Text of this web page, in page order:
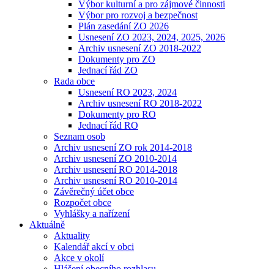
Výbor kulturní a pro zájmové činnosti
Výbor pro rozvoj a bezpečnost
Plán zasedání ZO 2026
Usnesení ZO 2023, 2024, 2025, 2026
Archiv usnesení ZO 2018-2022
Dokumenty pro ZO
Jednací řád ZO
Rada obce
Usnesení RO 2023, 2024
Archiv usnesení RO 2018-2022
Dokumenty pro RO
Jednací řád RO
Seznam osob
Archiv usnesení ZO rok 2014-2018
Archiv usnesení ZO 2010-2014
Archiv usnesení RO 2014-2018
Archiv usnesení RO 2010-2014
Závěrečný účet obce
Rozpočet obce
Vyhlášky a nařízení
Aktuálně
Aktuality
Kalendář akcí v obci
Akce v okolí